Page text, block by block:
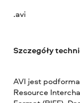
.avi
Szczegóły
AVI jest
Resource